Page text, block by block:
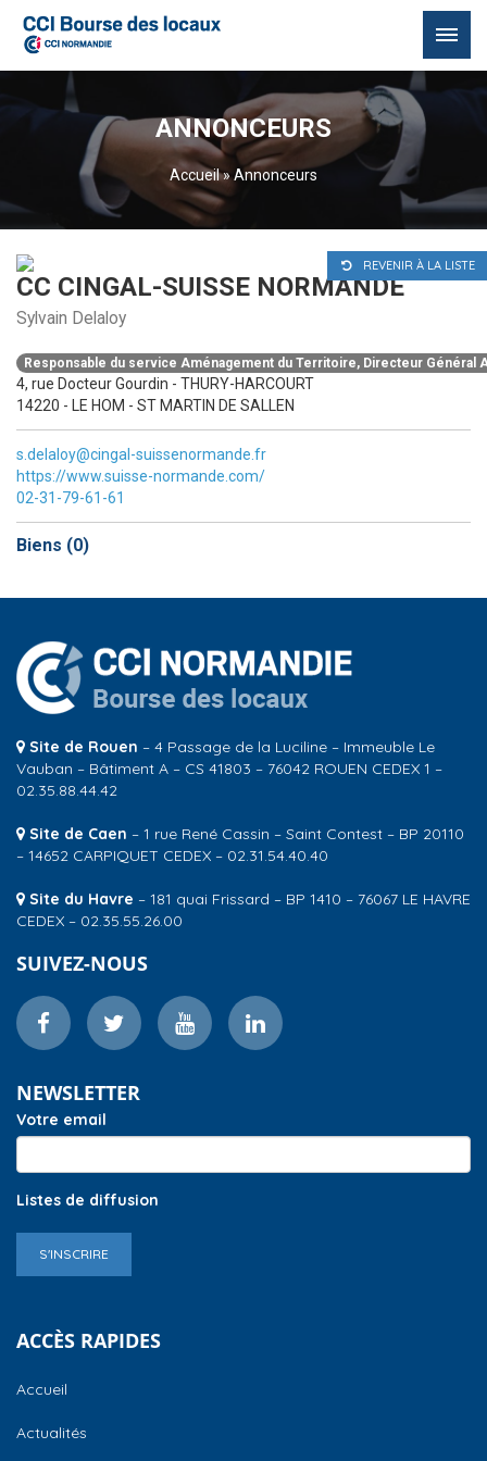
ANNONCEURS
Accueil»Annonceurs
REVENIR À LA LISTE
CC CINGAL-SUISSE NORMANDE
Sylvain Delaloy
Responsable du service Aménagement du Territoire, Directeur Général
4, rue Docteur Gourdin - THURY-HARCOURT
14220 - LE HOM - ST MARTIN DE SALLEN
s.delaloy@cingal-suissenormande.fr
https://www.suisse-normande.com/
02-31-79-61-61
Biens (0)
Site de Rouen – 4 Passage de la Luciline – Immeuble Le
Vauban – Bâtiment A – CS 41803 – 76042 ROUEN CEDEX 1 –
02.35.88.44.42
Site de Caen – 1 rue René Cassin – Saint Contest – BP 20110
– 14652 CARPIQUET CEDEX – 02.31.54.40.40
Site du Havre – 181 quai Frissard – BP 1410 – 76067 LE HAVRE
CEDEX – 02.35.55.26.00
SUIVEZ-NOUS
NEWSLETTER
Votre email
Listes de diffusion
S'INSCRIRE
ACCÈS RAPIDES
Accueil
Actualités